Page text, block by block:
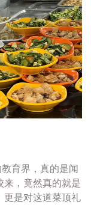
育界，真的是闻
来，竟然真的就是
更是对这道菜顶礼